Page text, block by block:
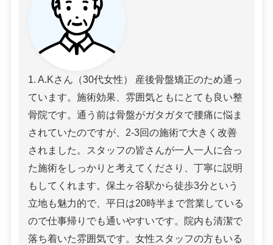
1. A.Kさん（30代女性） 産後骨盤矯正のため通っ
ています。施術効果、雰囲気ともにとても良い整
骨院です。通う前は骨盤がガタガタで腰痛に悩ま
されていたのですが、2-3回の施術で大きく改善
されました。スタッフの皆さんが一人一人に合っ
た施術をしっかりと考えてくださり、丁寧に説明
もしてくれます。保土ヶ谷駅から徒歩3分という
立地も魅力的で、平日は20時半まで営業している
ので仕事帰りでも通いやすいです。院内も清潔で
落ち着いた雰囲気です。女性スタッフの方もいる